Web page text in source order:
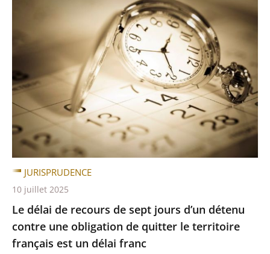
Le délai de recours de sept jours d’un détenu
contre une obligation de quitter le territoire
français est un délai franc
JURISPRUDENCE
10 juillet 2025